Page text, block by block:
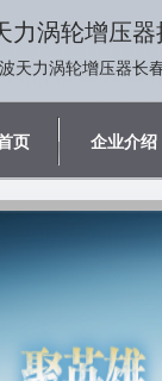
力涡轮增压器
天力涡轮增压器长
页 企业介绍